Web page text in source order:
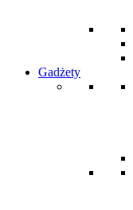
Gadżety